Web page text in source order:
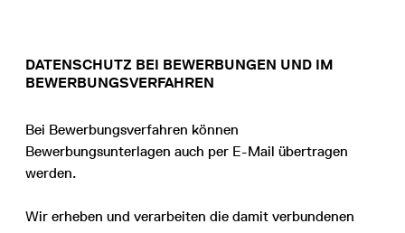
DATENSCHUTZ BEI BEWERBUNGEN UND IM
BEWERBUNGSVERFAHREN
Bei Bewerbungsverfahren können
Bewerbungsunterlagen auch per E-Mail übertragen
werden.
Wir erheben und verarbeiten die damit verbundenen